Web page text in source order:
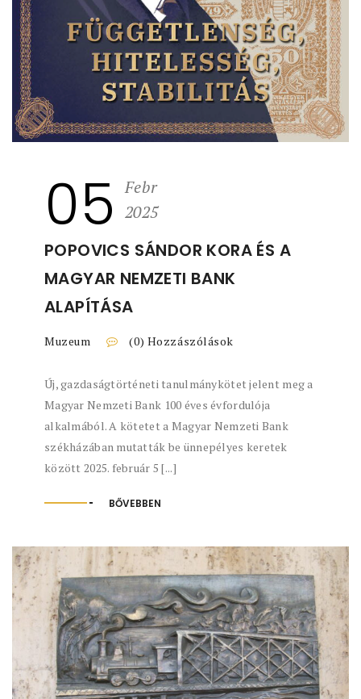
05 Febr
2025
POPOVICS SÁNDOR KORA ÉS A
MAGYAR NEMZETI BANK
ALAPÍTÁSA
Muzeum (0) Hozzászólások
Új, gazdaságtörténeti tanulmánykötet jelent meg a
Magyar Nemzeti Bank 100 éves évfordulója
alkalmából. A kötetet a Magyar Nemzeti Bank
székházában mutatták be ünnepélyes keretek
között 2025. február 5 [...]
BŐVEBBEN